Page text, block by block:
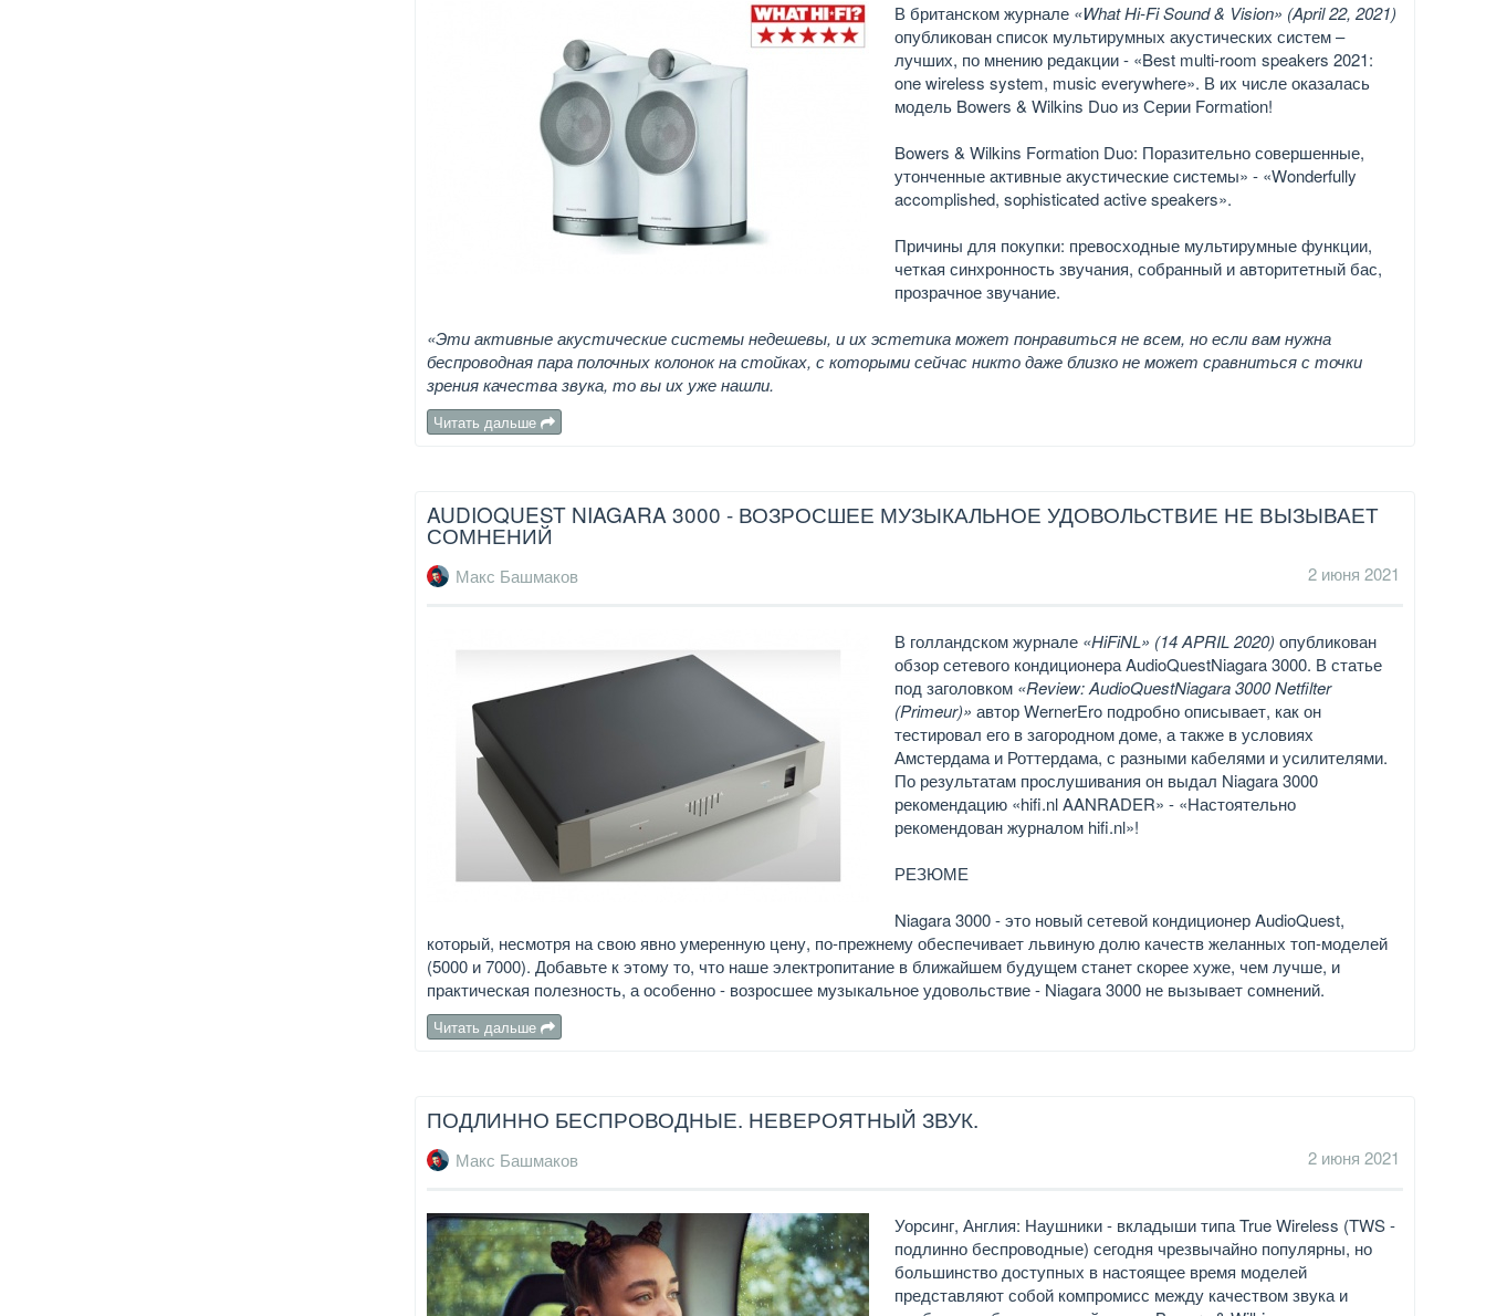
В британском журнале «What Hi-Fi Sound & Vision» (April 22, 2021)
опубликован список мультирумных акустических систем –
лучших, по мнению редакции - «Best multi-room speakers 2021:
one wireless system, music everywhere». В их числе оказалась
модель Bowers & Wilkins Duo из Серии Formation!
Bowers & Wilkins Formation Duo: Поразительно совершенные,
утонченные активные акустические системы» - «Wonderfully
accomplished, sophisticated active speakers».
Причины для покупки: превосходные мультирумные функции,
четкая синхронность звучания, собранный и авторитетный бас,
прозрачное звучание.
«Эти активные акустические системы недешевы, и их эстетика может понравиться не всем, но если вам нужна
беспроводная пара полочных колонок на стойках, с которыми сейчас никто даже близко не может сравниться с точки
зрения качества звука, то вы их уже нашли.
Читать дальше
AUDIOQUEST NIAGARA 3000 - ВОЗРОСШЕЕ МУЗЫКАЛЬНОЕ УДОВОЛЬСТВИЕ НЕ ВЫЗЫВАЕТ
СОМНЕНИЙ
Макс Башмаков 2 июня 2021
В голландском журнале «HiFiNL» (14 APRIL 2020) опубликован
обзор сетевого кондиционера AudioQuestNiagara 3000. В статье
под заголовком «Review: AudioQuestNiagara 3000 Netfilter
(Primeur)» автор WernerEro подробно описывает, как он
тестировал его в загородном доме, а также в условиях
Амстердама и Роттердама, с разными кабелями и усилителями.
По результатам прослушивания он выдал Niagara 3000
рекомендацию «hifi.nl AANRADER» - «Настоятельно
рекомендован журналом hifi.nl»!
РЕЗЮМЕ
Niagara 3000 - это новый сетевой кондиционер AudioQuest,
который, несмотря на свою явно умеренную цену, по-прежнему обеспечивает львиную долю качеств желанных топ-моделей
(5000 и 7000). Добавьте к этому то, что наше электропитание в ближайшем будущем станет скорее хуже, чем лучше, и
практическая полезность, а особенно - возросшее музыкальное удовольствие - Niagara 3000 не вызывает сомнений.
Читать дальше
ПОДЛИННО БЕСПРОВОДНЫЕ. НЕВЕРОЯТНЫЙ ЗВУК.
Макс Башмаков 2 июня 2021
Уорсинг, Англия: Наушники - вкладыши типа True Wireless (TWS -
подлинно беспроводные) сегодня чрезвычайно популярны, но
большинство доступных в настоящее время моделей
представляют собой компромисс между качеством звука и